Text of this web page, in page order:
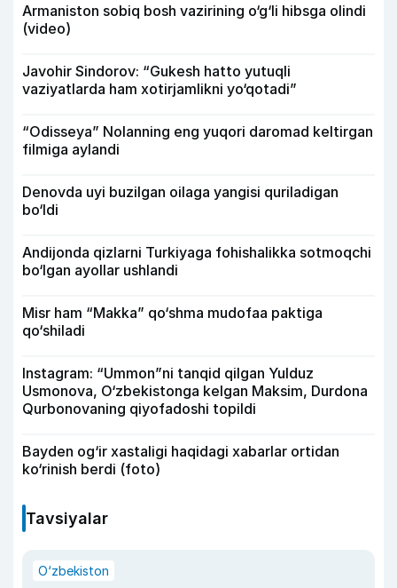
Armaniston sobiq bosh vazirining o‘g‘li hibsga olindi
(video)
Javohir Sindorov: “Gukesh hatto yutuqli
vaziyatlarda ham xotirjamlikni yo‘qotadi”
“Odisseya” Nolanning eng yuqori daromad keltirgan
filmiga aylandi
Denovda uyi buzilgan oilaga yangisi quriladigan
bo‘ldi
Andijonda qizlarni Turkiyaga fohishalikka sotmoqchi
bo‘lgan ayollar ushlandi
Misr ham “Makka” qo‘shma mudofaa paktiga
qo‘shiladi
Instagram: “Ummon”ni tanqid qilgan Yulduz
Usmonova, O‘zbekistonga kelgan Maksim, Durdona
Qurbonovaning qiyofadoshi topildi
Bayden og‘ir xastaligi haqidagi xabarlar ortidan
ko‘rinish berdi (foto)
Tavsiyalar
O‘zbekiston